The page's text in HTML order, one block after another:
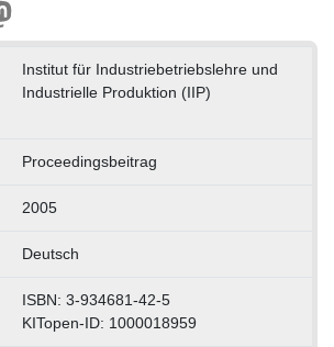
Institut für Industriebetriebslehre und
Industrielle Produktion (IIP)
Proceedingsbeitrag
2005
Deutsch
ISBN: 3-934681-42-5
KITopen-ID: 1000018959